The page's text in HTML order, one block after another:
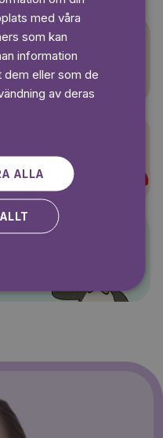
med våra
som kan
information
dem eller som de
av deras
ALLA